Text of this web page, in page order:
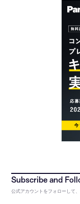
公式アカウントをフォローして